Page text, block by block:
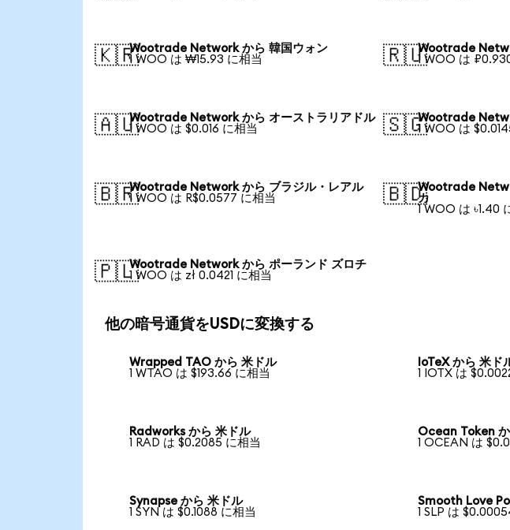
🇰🇷Wootrade Network から 韓国ウォン
1 WOO は ₩15.93 に相当
🇷🇺Wootrade
1 WOO は
🇦🇺Wootrade Network から オーストラリアドル
1 WOO は $0.016 に相当
🇸🇬Wootrade
1 WOO は
🇧🇷Wootrade Network から ブラジル・レアル
1 WOO は R$0.0577 に相当
🇧🇩Wootrade
カ
1 WOO は ৳1.40
🇵🇱Wootrade Network から ポーランド ズロチ
1 WOO は zł 0.0421 に相当
他の暗号通貨をUSDに変換する
Wrapped TAO から 米ドル
1 WTAO は $193.66 に相当
IoTeX から 米ド
1 IOTX は
Radworks から 米ドル
1 RAD は $0.2085 に相当
Ocean Token
1 OCEAN は
Synapse から 米ドル
1 SYN は $0.1088 に相当
Smooth Love
1 SLP は